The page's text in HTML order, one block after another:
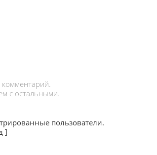
с остальными.
пользователи.
]